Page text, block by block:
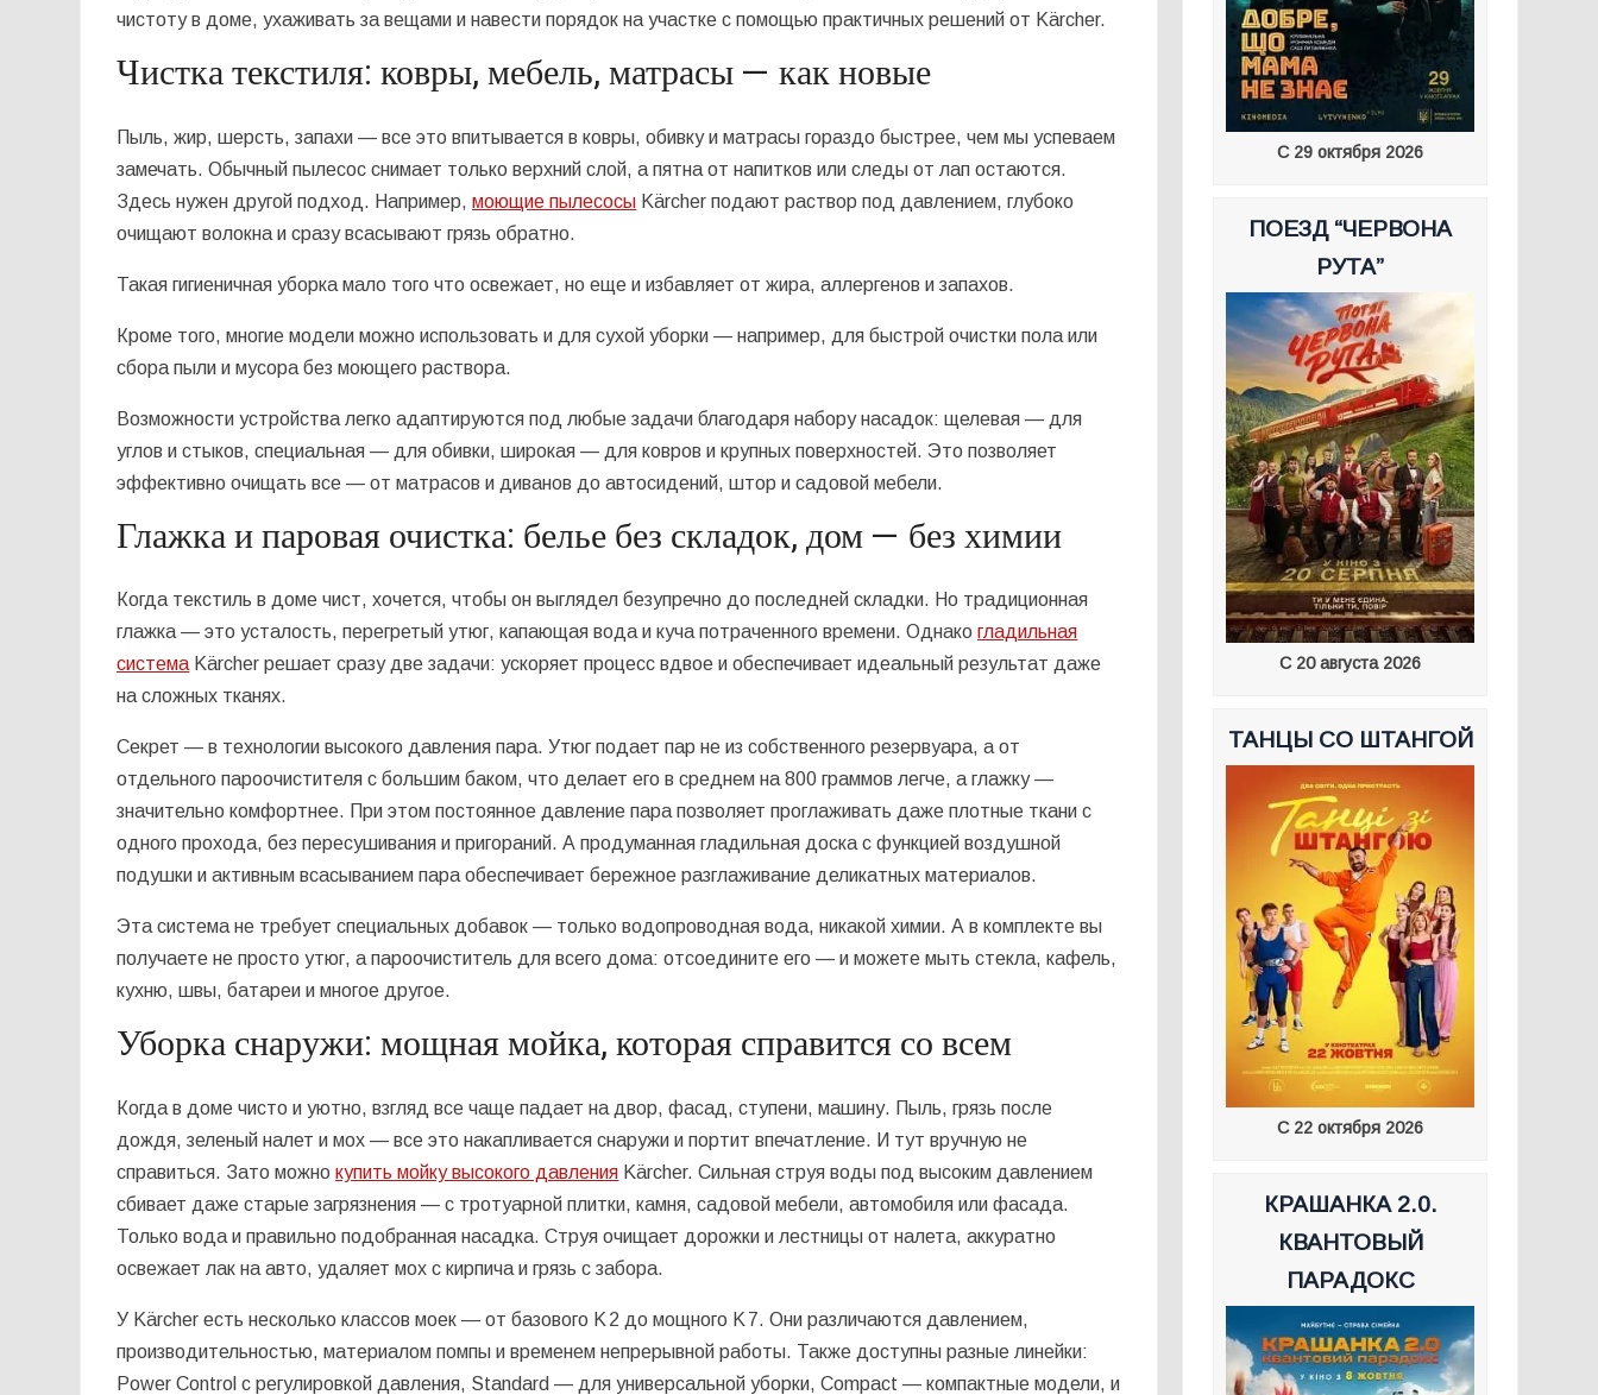
чистоту в доме, ухаживать за вещами и навести порядок на участке с помощью практичных решений от Kärcher.
Чистка текстиля: ковры, мебель, матрасы — как новые
Пыль, жир, шерсть, запахи — все это впитывается в ковры, обивку и матрасы гораздо быстрее, чем мы успеваем
замечать. Обычный пылесос снимает только верхний слой, а пятна от напитков или следы от лап остаются.
Здесь нужен другой подход. Например,моющие пылесосы Kärcher подают раствор под давлением, глубоко
очищают волокна и сразу всасывают грязь обратно.
Такая гигиеничная уборка мало того что освежает, но еще и избавляет от жира, аллергенов и запахов.
Кроме того, многие модели можно использовать и для сухой уборки — например, для быстрой очистки пола или
сбора пыли и мусора без моющего раствора.
Возможности устройства легко адаптируются под любые задачи благодаря набору насадок: щелевая — для
углов и стыков, специальная — для обивки, широкая — для ковров и крупных поверхностей. Это позволяет
эффективно очищать все — от матрасов и диванов до автосидений, штор и садовой мебели.
Глажка и паровая очистка: белье без складок, дом — без химии
Когда текстиль в доме чист, хочется, чтобы он выглядел безупречно до последней складки. Но традиционная
глажка — это усталость, перегретый утюг, капающая вода и куча потраченного времени. Однакогладильная
система Kärcher решает сразу две задачи: ускоряет процесс вдвое и обеспечивает идеальный результат даже
на сложных тканях.
Секрет — в технологии высокого давления пара. Утюг подает пар не из собственного резервуара, а от
отдельного пароочистителя с большим баком, что делает его в среднем на 800 граммов легче, а глажку —
значительно комфортнее. При этом постоянное давление пара позволяет проглаживать даже плотные ткани с
одного прохода, без пересушивания и пригораний. А продуманная гладильная доска с функцией воздушной
подушки и активным всасыванием пара обеспечивает бережное разглаживание деликатных материалов.
Эта система не требует специальных добавок — только водопроводная вода, никакой химии. А в комплекте вы
получаете не просто утюг, а пароочиститель для всего дома: отсоедините его — и можете мыть стекла, кафель,
кухню, швы, батареи и многое другое.
Уборка снаружи: мощная мойка, которая справится со всем
Когда в доме чисто и уютно, взгляд все чаще падает на двор, фасад, ступени, машину. Пыль, грязь после
дождя, зеленый налет и мох — все это накапливается снаружи и портит впечатление. И тут вручную не
справиться. Зато можнокупить мойку высокого давления Kärcher. Сильная струя воды под высоким давлением
сбивает даже старые загрязнения — с тротуарной плитки, камня, садовой мебели, автомобиля или фасада.
Только вода и правильно подобранная насадка. Струя очищает дорожки и лестницы от налета, аккуратно
освежает лак на авто, удаляет мох с кирпича и грязь с забора.
У Kärcher есть несколько классов моек — от базового K 2 до мощного K 7. Они различаются давлением,
производительностью, материалом помпы и временем непрерывной работы. Также доступны разные линейки:
Power Control с регулировкой давления, Standard — для универсальной уборки, Compact — компактные модели, и
С 29 октября 2026
ПОЕЗД “ЧЕРВОНА
РУТА”
С 20 августа 2026
ТАНЦЫ СО ШТАНГОЙ
С 22 октября 2026
КРАШАНКА 2.0.
КВАНТОВЫЙ
ПАРАДОКС